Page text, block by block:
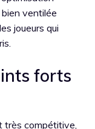
ventilée
joueurs qui
forts
très compétitive,